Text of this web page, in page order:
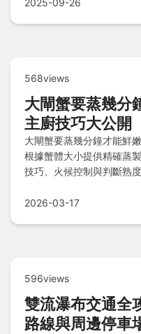
2025-09-26
568views
大閘蟹要蒸幾分
主廚技巧大公開
大閘蟹要蒸幾分鐘才能鮮
根據蟹體大小提供精確蒸
技巧、火候控制與判斷熟
2026-03-17
596views
雙流瀑布交通全
路線與周邊停車